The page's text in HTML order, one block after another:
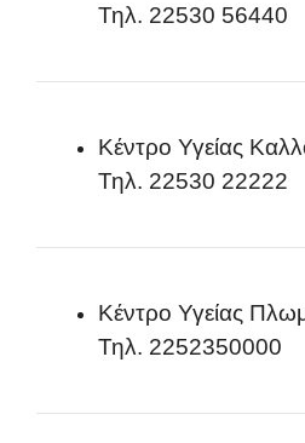
Τηλ. 22530 56440
Κέντρο Υγείας
Τηλ. 22530 22222
Κέντρο Υγείας
Τηλ. 2252350000